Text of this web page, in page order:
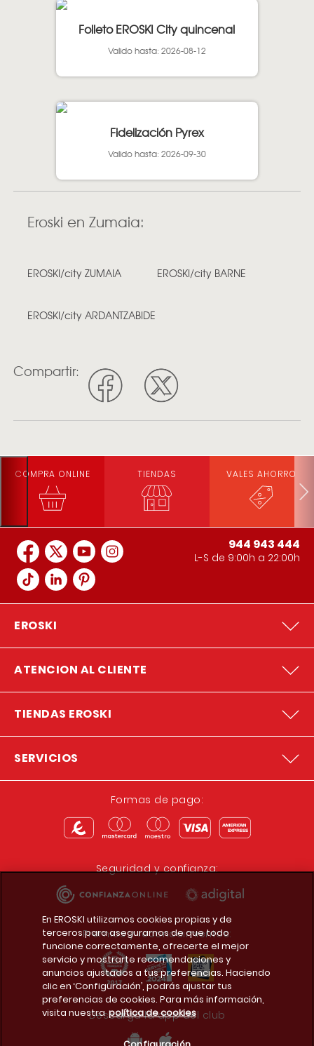
Folleto EROSKI City quincenal
Valido hasta: 2026-08-12
Fidelización Pyrex
Valido hasta: 2026-09-30
Eroski en Zumaia:
EROSKI/city ZUMAIA EROSKI/city BARNE
EROSKI/city ARDANTZABIDE
Compartir:
COMPRA ONLINE TIENDAS VALES AHORRO
944 943 444
L-S de 9:00h a 22:00h
EROSKI
ATENCION AL CLIENTE
TIENDAS EROSKI
SERVICIOS
Formas de pago:
Seguridad y confianza:
Premios y reconocimientos:
Descarga la app del club
En EROSKI utilizamos cookies propias y de
terceros para asegurarnos de que todo
funcione correctamente, ofrecerte el mejor
servicio y mostrarte recomendaciones y
anuncios ajustados a tus preferencias. Haciendo
clic en ‘Configuración’, podrás ajustar tus
preferencias de cookies. Para más información,
visita nuestra política de cookies